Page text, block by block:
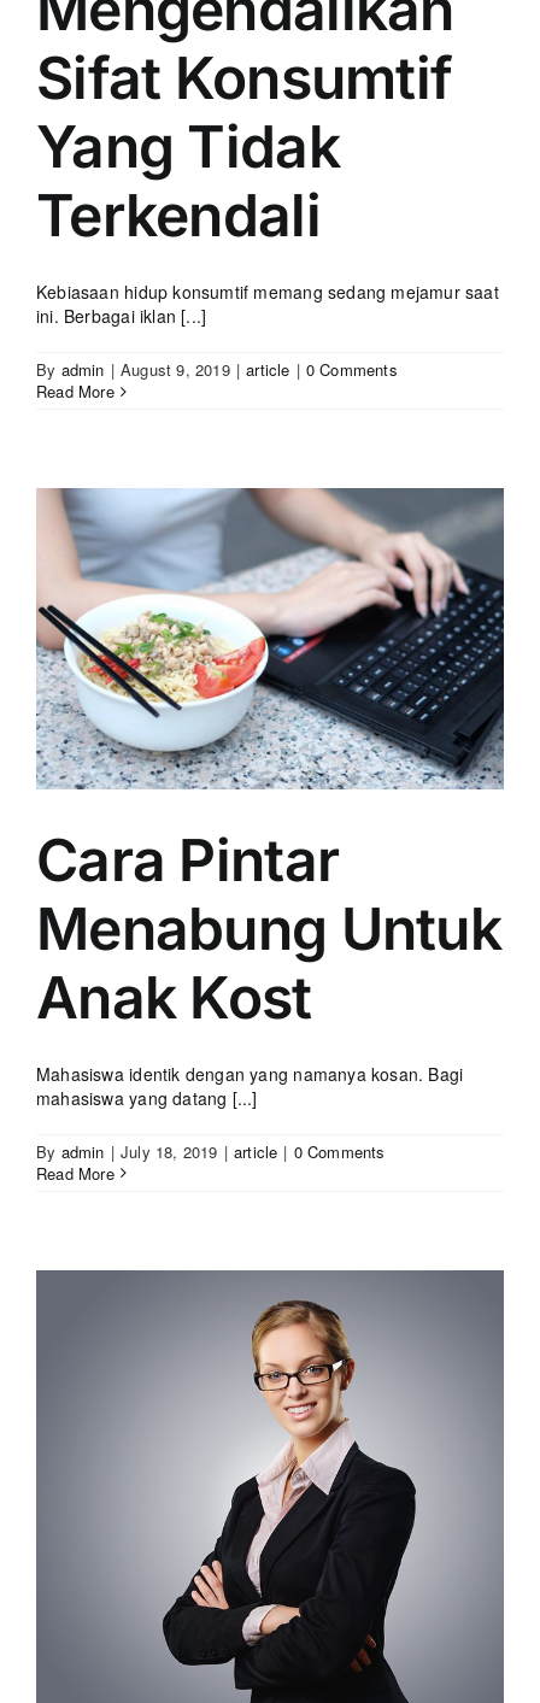
Sifat Konsumtif
Yang Tidak
Terkendali
Kebiasaan hidup konsumtif memang sedang mejamur saat
ini. Berbagai iklan [...]
By admin | August 9, 2019 | article | 0 Comments
Read More
Cara Pintar
Menabung Untuk
Anak Kost
Mahasiswa identik dengan yang namanya kosan. Bagi
mahasiswa yang datang [...]
By admin | July 18, 2019 | article | 0 Comments
Read More